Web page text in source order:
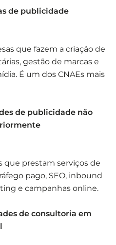
de publicidade
que fazem a criação de
gestão de marcas e
É um dos CNAEs mais
de publicidade não
que prestam serviços de
pago, SEO, inbound
e campanhas online.
de consultoria em